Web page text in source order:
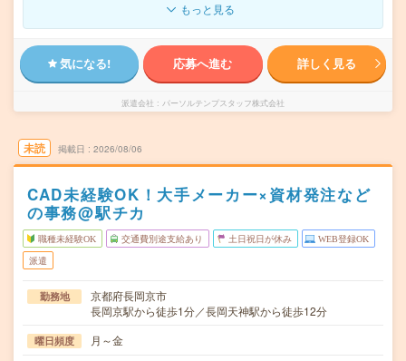
もっと見る
気になる! 応募へ進む 詳しく見る
派遣会社 パーソルテンプスタッフ株式会社
未読 掲載日 2026/08/06
CAD未経験OK！大手メーカー×資材発注など
の事務@駅チカ
職種未経験OK 交通費別途支給あり 土日祝日が休み WEB登録OK
派遣
勤務地
京都府長岡京市
長岡京駅から徒歩1分／長岡天神駅から徒歩12分
曜日頻度 月～金